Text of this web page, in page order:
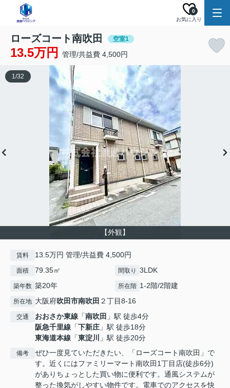
お気に入り
0
ローズコート南吹田 空室1
13.5万円 管理/共益費 4,500円
【外観】
1/32
賃料 13.5万円 管理/共益費 4,500円
面積 79.35㎡ 間取り 3LDK
築年数 築20年 所在階 1-2階/2階建
所在地 大阪府吹田市南吹田 ２丁目8-16
交通 おおさか東線 「南吹田 」駅 徒歩4分
阪急千里線 「下新庄 」駅 徒歩18分
東海道本線 「東淀川 」駅 徒歩20分
備考
ぜひ一度見ていただきたい、「ローズコート南吹田」で
す。近くにはファミリーマート南吹田1丁目店(徒歩6分)
がありちょっとした買い物に便利です。通風システムが
整った換気がしやすい物件です。電車でのアクセスを快